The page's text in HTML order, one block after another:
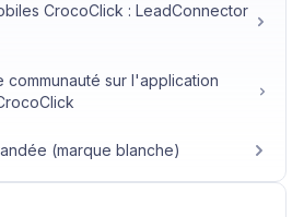
CrocoClick : LeadConnector
communauté sur l'application
(marque blanche)